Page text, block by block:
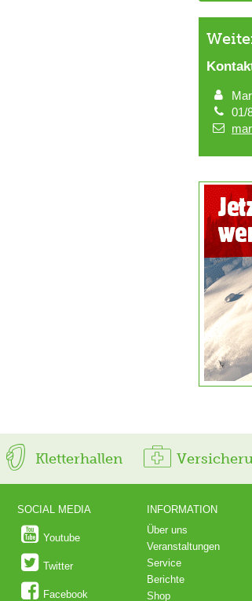
01/
Kletterhallen
SOCIAL MEDIA
Youtube
Twitter
Facebook
INFORMATION
Über uns
Veranstaltungen
Service
Berichte
Shop